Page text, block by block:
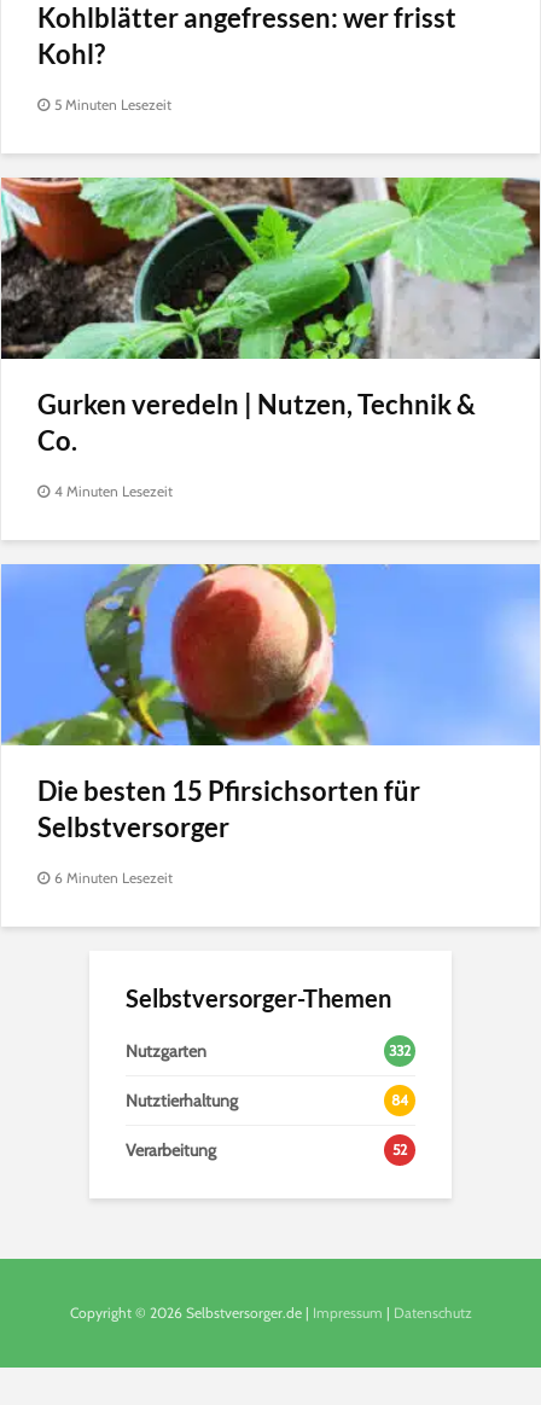
Kohlblätter angefressen: wer frisst
Kohl?
5 Minuten Lesezeit
Gurken veredeln | Nutzen, Technik &
Co.
4 Minuten Lesezeit
Die besten 15 Pfirsichsorten für
Selbstversorger
6 Minuten Lesezeit
Selbstversorger-Themen
Nutzgarten 332
Nutztierhaltung 84
Verarbeitung 52
Copyright © 2026 Selbstversorger.de | Impressum | Datenschutz